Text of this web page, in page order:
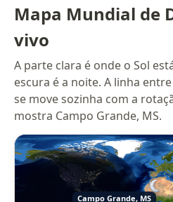
Mapa Mundial de
vivo
A parte clara é onde o Sol
escura é a noite. A linha
se move sozinha com a
mostra Campo Grande, MS.